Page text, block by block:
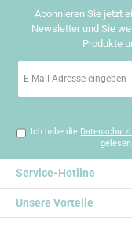
Abonnieren Sie jetzt
Newsletter und Sie
Produkte
Mail-
Ich habe die
Service-Hotline
Unsere Vorteile